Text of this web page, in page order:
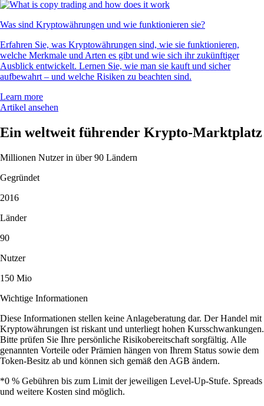
Was sind Kryptowährungen und wie funktionieren sie?
Erfahren Sie, was Kryptowährungen sind, wie sie funktionieren,
welche Merkmale und Arten es gibt und wie sich ihr zukünftiger
Ausblick entwickelt. Lernen Sie, wie man sie kauft und sicher
aufbewahrt – und welche Risiken zu beachten sind.
Learn more
Artikel ansehen
Ein weltweit führender Krypto-Marktplatz
Millionen Nutzer in über 90 Ländern
Gegründet
2016
Länder
90
Nutzer
150 Mio
Wichtige Informationen
Diese Informationen stellen keine Anlageberatung dar. Der Handel mit
Kryptowährungen ist riskant und unterliegt hohen Kursschwankungen.
Bitte prüfen Sie Ihre persönliche Risikobereitschaft sorgfältig. Alle
genannten Vorteile oder Prämien hängen von Ihrem Status sowie dem
Token-Besitz ab und können sich gemäß den AGB ändern.
*0 % Gebühren bis zum Limit der jeweiligen Level-Up-Stufe. Spreads
und weitere Kosten sind möglich.